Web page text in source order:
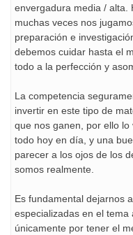
envergadura media / alta.
muchas veces nos
preparación e
debemos cuidar hasta el
todo a la perfección y
La competencia
invertir en este tipo de
que nos ganen, por ello
todo hoy en día, y una
parecer a los ojos de los
somos realmente.
Es fundamental dejarnos
especializadas en el
únicamente por tener el